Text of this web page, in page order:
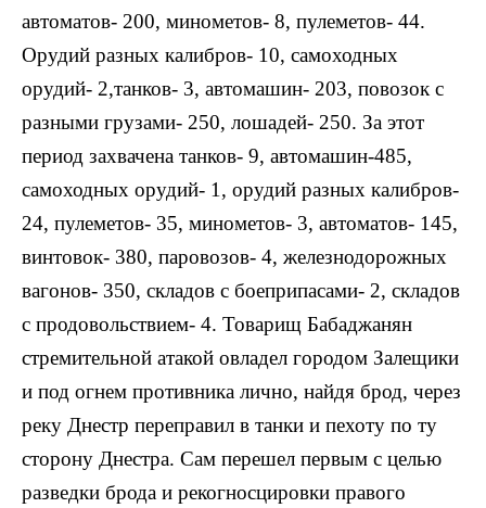
автоматов- 200, минометов- 8, пулеметов- 44.
Орудий разных калибров- 10, самоходных
орудий- 2,танков- 3, автомашин- 203, повозок с
разными грузами- 250, лошадей- 250. За этот
период захвачена танков- 9, автомашин-485,
самоходных орудий- 1, орудий разных калибров-
24, пулеметов- 35, минометов- 3, автоматов- 145,
винтовок- 380, паровозов- 4, железнодорожных
вагонов- 350, складов с боеприпасами- 2, складов
с продовольствием- 4. Товарищ Бабаджанян
стремительной атакой овладел городом Залещики
и под огнем противника лично, найдя брод, через
реку Днестр переправил в танки и пехоту по ту
сторону Днестра. Сам перешел первым с целью
разведки брода и рекогносцировки правого